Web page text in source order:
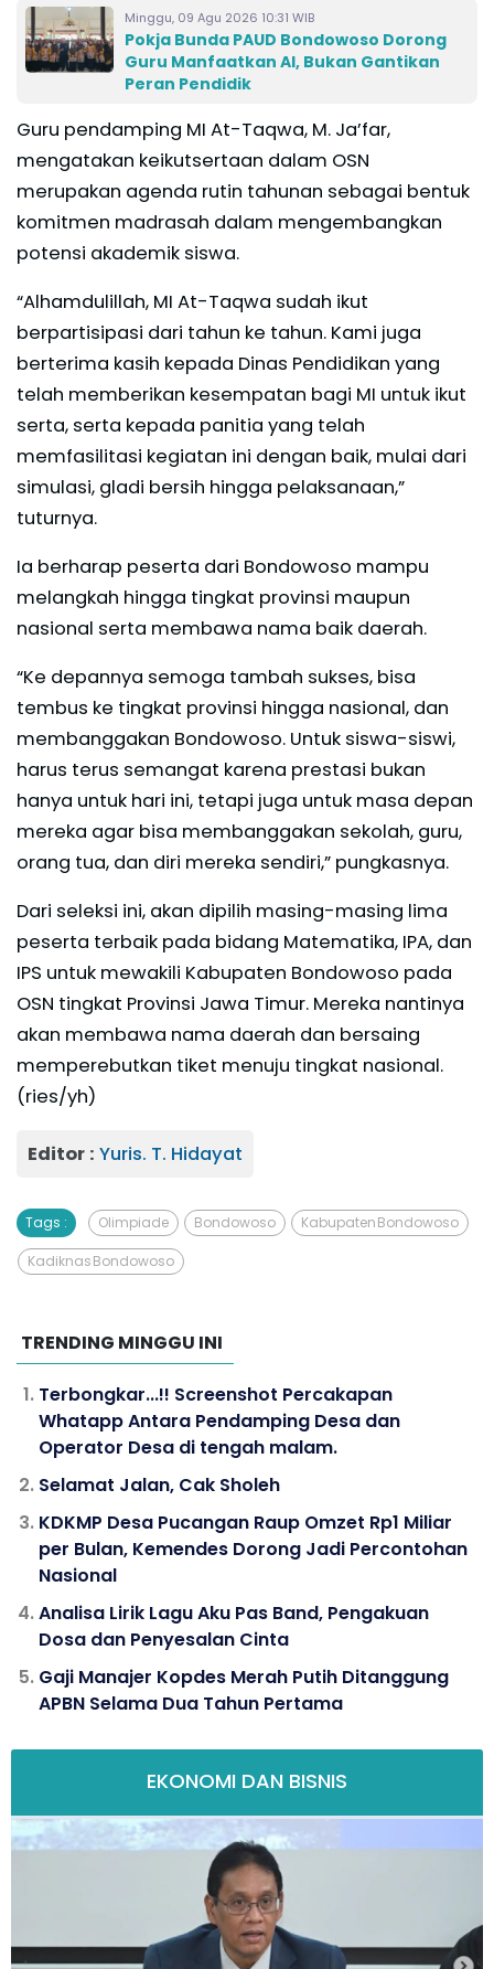
Minggu, 09 Agu 2026 10:31 WIB
Pokja Bunda PAUD Bondowoso Dorong
Guru Manfaatkan AI, Bukan Gantikan
Peran Pendidik
Guru pendamping MI At-Taqwa, M. Ja’far,
mengatakan keikutsertaan dalam OSN
merupakan agenda rutin tahunan sebagai bentuk
komitmen madrasah dalam mengembangkan
potensi akademik siswa.
“Alhamdulillah, MI At-Taqwa sudah ikut
berpartisipasi dari tahun ke tahun. Kami juga
berterima kasih kepada Dinas Pendidikan yang
telah memberikan kesempatan bagi MI untuk ikut
serta, serta kepada panitia yang telah
memfasilitasi kegiatan ini dengan baik, mulai dari
simulasi, gladi bersih hingga pelaksanaan,”
tuturnya.
Ia berharap peserta dari Bondowoso mampu
melangkah hingga tingkat provinsi maupun
nasional serta membawa nama baik daerah.
“Ke depannya semoga tambah sukses, bisa
tembus ke tingkat provinsi hingga nasional, dan
membanggakan Bondowoso. Untuk siswa-siswi,
harus terus semangat karena prestasi bukan
hanya untuk hari ini, tetapi juga untuk masa depan
mereka agar bisa membanggakan sekolah, guru,
orang tua, dan diri mereka sendiri,” pungkasnya.
Dari seleksi ini, akan dipilih masing-masing lima
peserta terbaik pada bidang Matematika, IPA, dan
IPS untuk mewakili Kabupaten Bondowoso pada
OSN tingkat Provinsi Jawa Timur. Mereka nantinya
akan membawa nama daerah dan bersaing
memperebutkan tiket menuju tingkat nasional.
(ries/yh)
Editor : Yuris. T. Hidayat
Tags : Olimpiade Bondowoso Kabupaten Bondowoso
Kadiknas Bondowoso
TRENDING MINGGU INI
Terbongkar...!! Screenshot Percakapan
Whatapp Antara Pendamping Desa dan
Operator Desa di tengah malam.
Selamat Jalan, Cak Sholeh
KDKMP Desa Pucangan Raup Omzet Rp1 Miliar
per Bulan, Kemendes Dorong Jadi Percontohan
Nasional
Analisa Lirik Lagu Aku Pas Band, Pengakuan
Dosa dan Penyesalan Cinta
Gaji Manajer Kopdes Merah Putih Ditanggung
APBN Selama Dua Tahun Pertama
EKONOMI DAN BISNIS